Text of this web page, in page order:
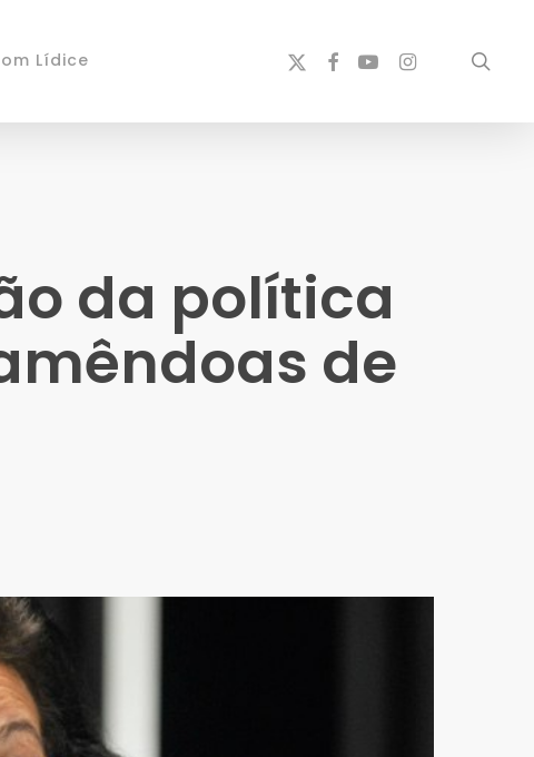
Lídice
x-
facebook
youtubeinstagram
da política
de